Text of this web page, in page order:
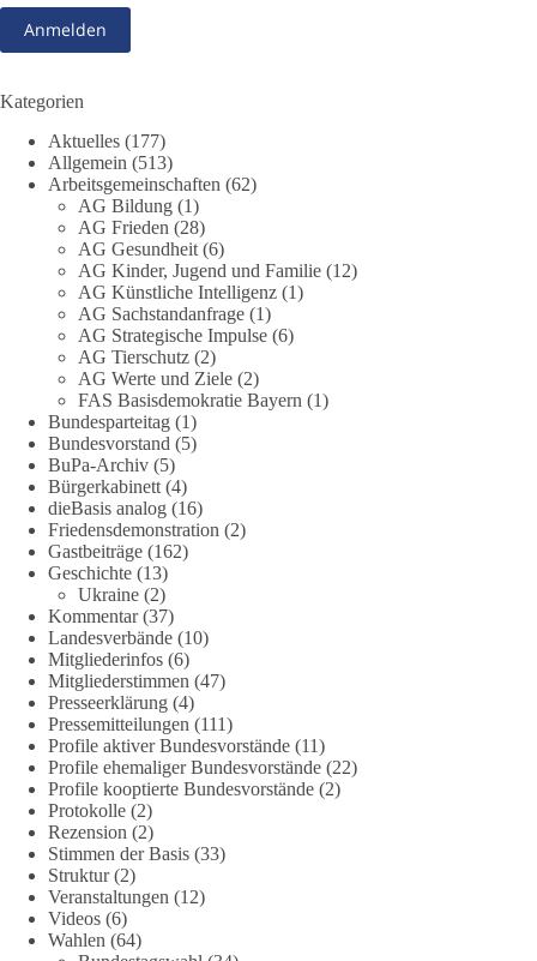
❓ Wie wurden politische Entscheidungen getroffen?
Folgen für Kinder, Familien, Unternehmen und das Vertrauen
🟩🟩🟦🟦🟥🟥🟧🟧
Eine demokratische Gesellschaft lebt nicht davon, unbequeme
Fragen zu vermeiden. Sie lebt davon, Fragen offen zu stellen
und transparent zu beantworten.
dieBasis fordert deshalb weiterhin eine unabhängige,
vollständige und transparente Aufarbeitung der Corona-Politik.
Ohne Denkverbote, ohne Vorverurteilungen und ohne Tabus.
Quellen:https://apnews.com/article/fauci-diaries-covid-origins-
rand-paul-6b25da9f75a0becbaf2886ab22643e67
https://www.tichyseinblick.de/kolumnen/aus-aller-welt/usa-
tagebuch-fauci-corona-impfung/
#dieBasis #Corona #Aufarbeitung
#Vertrauen
239 36 60
DieBasis
2 Tage(n) zuvor
🕊 Wir wollen den Krieg mit Russland nicht!
Am 20. Juni 2026 fand in Berlin am Brandenburger Tor die
Demonstration mit dem Motto „Russland ist nicht unser
Feind“ statt.
Hier ein Auszug aus der Rede von der
Kategorien
Aktuelles (177)
Allgemein (513)
Arbeitsgemeinschaften (62)
AG Bildung (1)
AG Frieden (28)
AG Gesundheit (6)
AG Kinder, Jugend und Familie (12)
AG Künstliche Intelligenz (1)
AG Sachstandanfrage (1)
AG Strategische Impulse (6)
AG Tierschutz (2)
AG Werte und Ziele (2)
FAS Basisdemokratie Bayern (1)
Bundesparteitag (1)
Bundesvorstand (5)
BuPa-Archiv (5)
Bürgerkabinett (4)
dieBasis analog (16)
Friedensdemonstration (2)
Gastbeiträge (162)
Geschichte (13)
Ukraine (2)
Kommentar(37)
Landesverbände (10)
Mitgliederinfos (6)
Mitgliederstimmen (47)
Presseerklärung (4)
Pressemitteilungen (111)
Profile aktiver Bundesvorstände (11)
Profile ehemaliger Bundesvorstände (22)
Profile kooptierte Bundesvorstände (2)
Protokolle (2)
Rezension (2)
Stimmen der Basis (33)
Struktur(2)
Veranstaltungen (12)
Videos (6)
Wahlen (64)